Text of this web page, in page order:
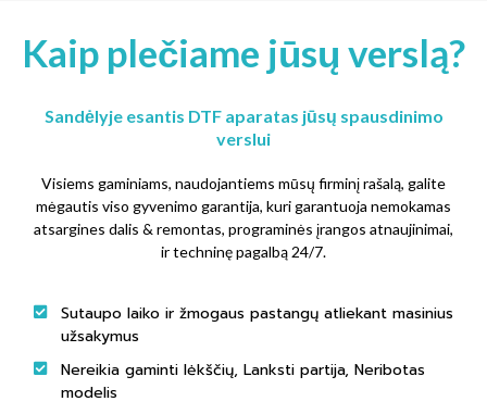
Kaip plečiame jūsų verslą?
Sandėlyje esantis DTF aparatas jūsų spausdinimo
verslui
Visiems gaminiams, naudojantiems mūsų firminį rašalą, galite
mėgautis viso gyvenimo garantija, kuri garantuoja nemokamas
atsargines dalis & remontas, programinės įrangos atnaujinimai,
ir techninę pagalbą 24/7.
Sutaupo laiko ir žmogaus pastangų atliekant masinius
užsakymus
Nereikia gaminti lėkščių, Lanksti partija, Neribotas
modelis